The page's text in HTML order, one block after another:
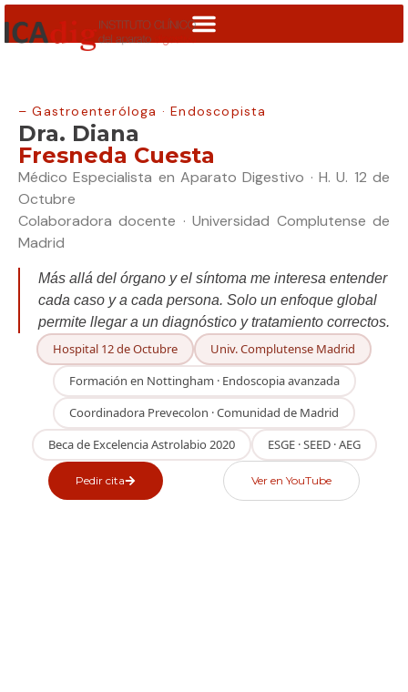
– Gastroenteróloga · Endoscopista
Dra. Diana
Fresneda Cuesta
Médico Especialista en Aparato Digestivo · H. U. 12 de
Octubre
Colaboradora docente · Universidad Complutense de
Madrid
Más allá del órgano y el síntoma me interesa entender
cada caso y a cada persona. Solo un enfoque global
permite llegar a un diagnóstico y tratamiento correctos.
Hospital 12 de Octubre
Univ. Complutense Madrid
Formación en Nottingham · Endoscopia avanzada
Coordinadora Prevecolon · Comunidad de Madrid
Beca de Excelencia Astrolabio 2020
ESGE · SEED · AEG
Pedir cita Ver en YouTube